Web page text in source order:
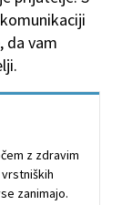
da vam
z zdravim
zanimajo.